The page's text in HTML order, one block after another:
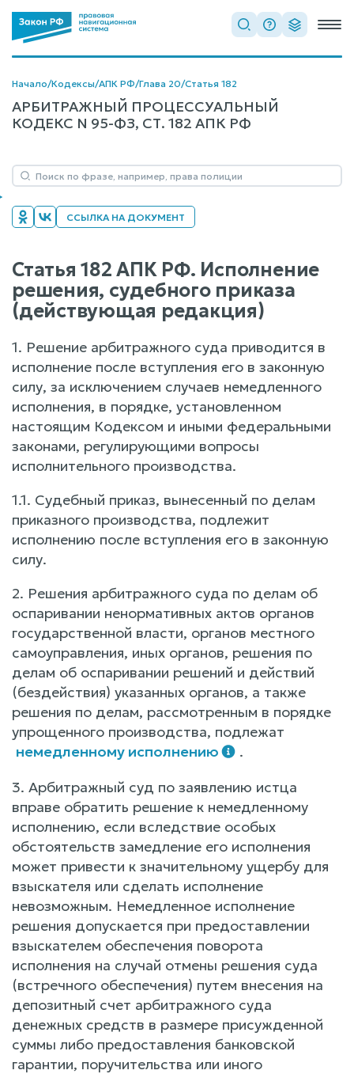
Начало/Кодексы/АПК РФ/Глава 20/Статья 182
АРБИТРАЖНЫЙ ПРОЦЕССУАЛЬНЫЙ
КОДЕКС N 95-ФЗ, СТ. 182 АПК РФ
ССЫЛКА НА ДОКУМЕНТ
Статья 182 АПК РФ. Исполнение
решения, судебного приказа
(действующая редакция)
1. Решение арбитражного суда приводится в
исполнение после вступления его в законную
силу, за исключением случаев немедленного
исполнения, в порядке, установленном
настоящим Кодексом и иными федеральными
законами, регулирующими вопросы
исполнительного производства.
1.1. Судебный приказ, вынесенный по делам
приказного производства, подлежит
исполнению после вступления его в законную
силу.
2. Решения арбитражного суда по делам об
оспаривании ненормативных актов органов
государственной власти, органов местного
самоуправления, иных органов, решения по
делам об оспаривании решений и действий
(бездействия) указанных органов, а также
решения по делам, рассмотренным в порядке
упрощенного производства, подлежат
немедленному исполнению
.
3. Арбитражный суд по заявлению истца
вправе обратить решение к немедленному
исполнению, если вследствие особых
обстоятельств замедление его исполнения
может привести к значительному ущербу для
взыскателя или сделать исполнение
невозможным. Немедленное исполнение
решения допускается при предоставлении
взыскателем обеспечения поворота
исполнения на случай отмены решения суда
(встречного обеспечения) путем внесения на
депозитный счет арбитражного суда
денежных средств в размере присужденной
суммы либо предоставления банковской
гарантии, поручительства или иного